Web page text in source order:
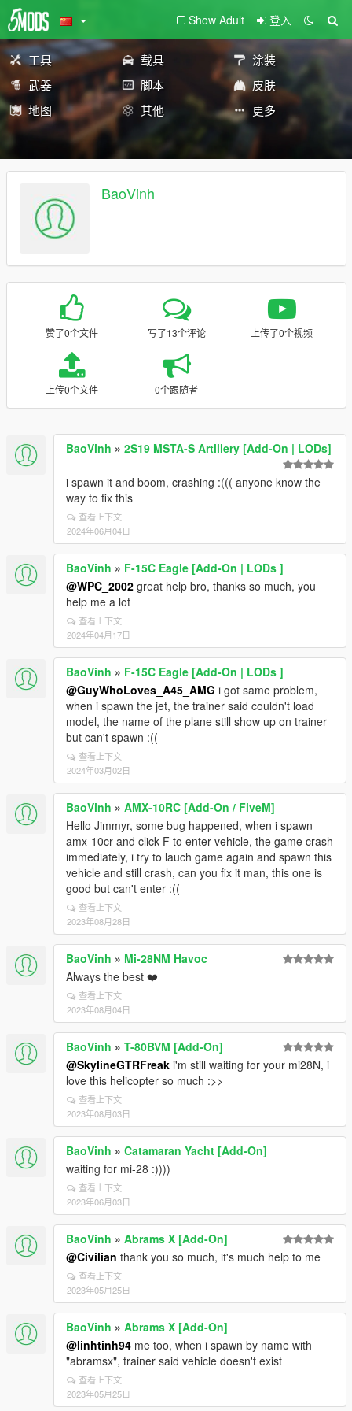
Show Adult 登入
工具 载具
涂装
武器
脚本
皮肤
地图
其他 更多
BaoVinh
赞了0个文件 写了13个评论 上传了0个视频
上传0个文件 0个跟随者
BaoVinh » 2S19 MSTA-S Artillery [Add-On | LODs]
i spawn it and boom, crashing :((( anyone know the
way to fix this
查看上下文
2024年06月04日
BaoVinh » F-15C Eagle [Add-On | LODs ]
@WPC_2002 great help bro, thanks so much, you
help me a lot
查看上下文
2024年04月17日
BaoVinh » F-15C Eagle [Add-On | LODs ]
@GuyWhoLoves_A45_AMG i got same problem,
when i spawn the jet, the trainer said couldn't load
model, the name of the plane still show up on trainer
but can't spawn :((
查看上下文
2024年03月02日
BaoVinh » AMX-10RC [Add-On / FiveM]
Hello Jimmyr, some bug happened, when i spawn
amx-10cr and click F to enter vehicle, the game crash
immediately, i try to lauch game again and spawn this
vehicle and still crash, can you fix it man, this one is
good but can't enter :((
查看上下文
2023年08月28日
BaoVinh » Mi-28NM Havoc
Always the best ❤️
查看上下文
2023年08月04日
BaoVinh » T-80BVM [Add-On]
@SkylineGTRFreak i'm still waiting for your mi28N, i
love this helicopter so much :>>
查看上下文
2023年08月03日
BaoVinh » Catamaran Yacht [Add-On]
waiting for mi-28 :))))
查看上下文
2023年06月03日
BaoVinh » Abrams X [Add-On]
@Civilian thank you so much, it's much help to me
查看上下文
2023年05月25日
BaoVinh » Abrams X [Add-On]
@linhtinh94 me too, when i spawn by name with
"abramsx", trainer said vehicle doesn't exist
查看上下文
2023年05月25日